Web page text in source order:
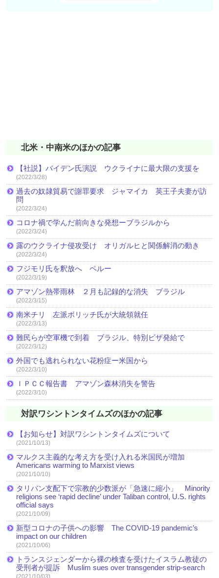
北米・中南米のほかの記事
【社説】バイデン氏演説 ウクライナに最大限の支援を
(2022/3/28)
過去の奴隷貿易で謝罪要求 ジャマイカ 英王子夫妻が訪
問
(2022/3/24)
コロナ禍で学んだ前向きな発想ーブラジルから
(2022/3/24)
露のウクライナ侵攻受け オリガルヒと関係解消の動き
(2022/3/24)
フジモリ氏を釈放へ ペルー
(2022/3/19)
アマゾン熱帯雨林 ２月も記録的な消失 ブラジル
(2022/3/15)
南米チリ 左派ボリッチ氏が大統領就任
(2022/3/13)
難民らが空軍機で到着 ブラジル、特別ビザ発給で
(2022/3/12)
外国でも逃れられない花粉症ー米国から
(2022/3/10)
ＩＰＣＣ報告書 アマゾン森林消失を警告
(2022/3/10)
対訳ワシントンタイムズのほかの記事
【お知らせ】対訳ワシントンタイムズについて
(2021/10/13)
マルクス主義的な考え方を受け入れる米国民が増加
Americans warming to Marxist views
(2021/10/10)
タリバン支配下で宗教的少数派が「急速に縮小」 Minority
religions see ‘rapid decline’ under Taliban control, U.S. rights
official says
(2021/10/09)
新型コロナの子供への影響 The COVID-19 pandemic’s
impact on our children
(2021/10/06)
トランスジェンダーから裸の検査を受けたイスラム教徒の
受刑者が提訴 Muslim sues over transgender strip-search